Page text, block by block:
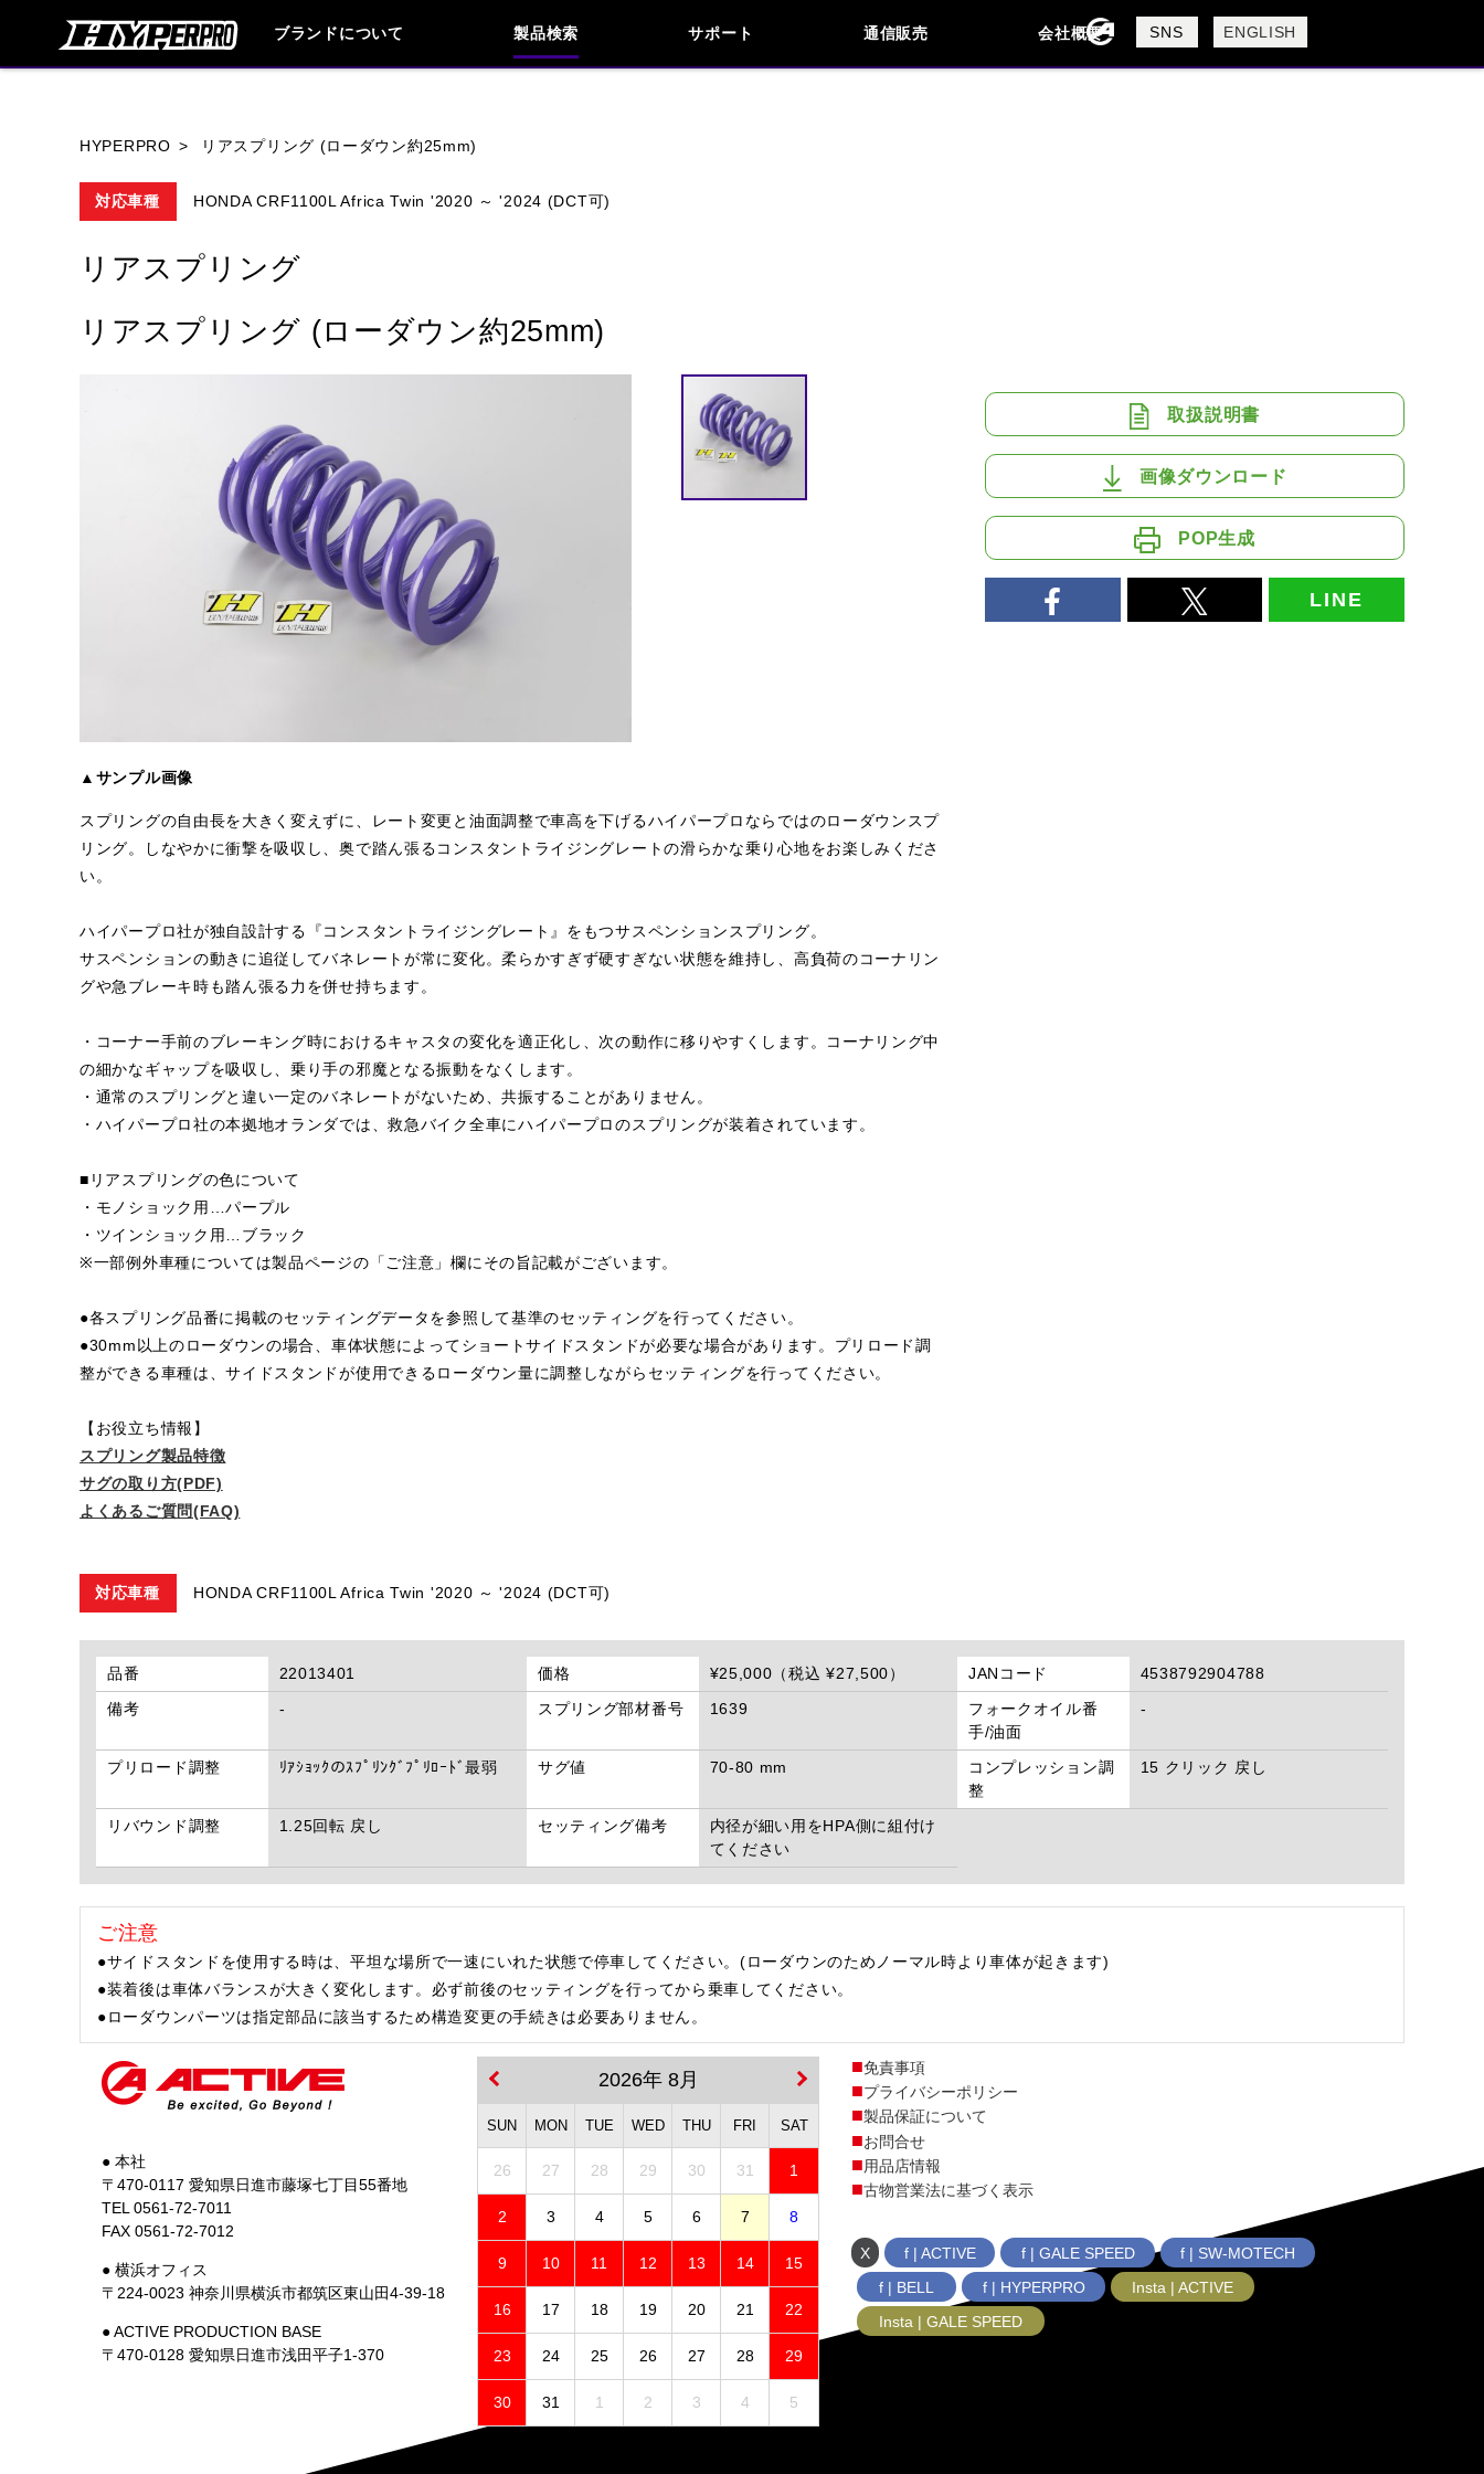
ブランドについて 製品検索 サポート
お問い合わせ
よくあるご質問
通信販売 会社概要
会社概要
採用情報
SNS ENGLISH
HYPERPRO リアスプリング (ローダウン約25mm)
対応車種 HONDA CRF1100L Africa Twin '2020 ～ '2024 (DCT可)
リアスプリング
リアスプリング (ローダウン約25mm)
▲サンプル画像
スプリングの自由長を大きく変えずに、レート変更と油面調整で車高を下げるハイパープロならではのローダウンスプ
リング。しなやかに衝撃を吸収し、奥で踏ん張るコンスタントライジングレートの滑らかな乗り心地をお楽しみくださ
い。
ハイパープロ社が独自設計する『コンスタントライジングレート』をもつサスペンションスプリング。
サスペンションの動きに追従してバネレートが常に変化。柔らかすぎず硬すぎない状態を維持し、高負荷のコーナリン
グや急ブレーキ時も踏ん張る力を併せ持ちます。
・コーナー手前のブレーキング時におけるキャスタの変化を適正化し、次の動作に移りやすくします。コーナリング中
の細かなギャップを吸収し、乗り手の邪魔となる振動をなくします。
・通常のスプリングと違い一定のバネレートがないため、共振することがありません。
・ハイパープロ社の本拠地オランダでは、救急バイク全車にハイパープロのスプリングが装着されています。
■リアスプリングの色について
・モノショック用…パープル
・ツインショック用…ブラック
※一部例外車種については製品ページの「ご注意」欄にその旨記載がございます。
●各スプリング品番に掲載のセッティングデータを参照して基準のセッティングを行ってください。
●30mm以上のローダウンの場合、車体状態によってショートサイドスタンドが必要な場合があります。プリロード調
整ができる車種は、サイドスタンドが使用できるローダウン量に調整しながらセッティングを行ってください。
【お役立ち情報】
スプリング製品特徴
サグの取り方(PDF)
よくあるご質問(FAQ)
取扱説明書
画像ダウンロード
POP生成
LINE
対応車種 HONDA CRF1100L Africa Twin '2020 ～ '2024 (DCT可)
品番 22013401 価格 ¥25,000（税込 ¥27,500） JANコード
4538792904788
備考
- スプリング部材番号 1639
フォークオイル番
手/油面
-
プリロード調整 ﾘｱｼｮｯｸのｽﾌﾟﾘﾝｸﾞﾌﾟﾘﾛｰﾄﾞ最弱 サグ値 70-80 mm
コンプレッション調
整
15 クリック 戻し
リバウンド調整 1.25回転 戻し セッティング備考
内径が細い用をHPA側に組付け
てください
ご注意
●サイドスタンドを使用する時は、平坦な場所で一速にいれた状態で停車してください。(ローダウンのためノーマル時より車体が起きます)
●装着後は車体バランスが大きく変化します。必ず前後のセッティングを行ってから乗車してください。
●ローダウンパーツは指定部品に該当するため構造変更の手続きは必要ありません。
● 本社
〒470-0117 愛知県日進市藤塚七丁目55番地
TEL 0561-72-7011
FAX 0561-72-7012
● 横浜オフィス
〒224-0023 神奈川県横浜市都筑区東山田4-39-18
● ACTIVE PRODUCTION BASE
〒470-0128 愛知県日進市浅田平子1-370
2026年 8月
SUN MON TUE WED THU FRI SAT
26 27 28 29 30 31 1
2 3 4 5 6 7 8
9 10 11 12 13 14 15
16 17 18 19 20 21 22
23 24 25 26 27 28 29
30 31 1 2 3 4 5
免責事項
プライバシーポリシー
製品保証について
お問合せ
用品店情報
古物営業法に基づく表示
X f | ACTIVE f | GALE SPEED
f | SW-MOTECH
f | BELL
f | HYPERPRO
Insta | ACTIVE
Insta | GALE SPEED